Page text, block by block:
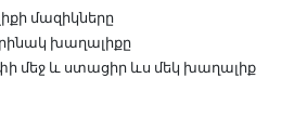
մազիկները
խաղալիքը
մեջ և ստացիր ևս մեկ խաղալիք